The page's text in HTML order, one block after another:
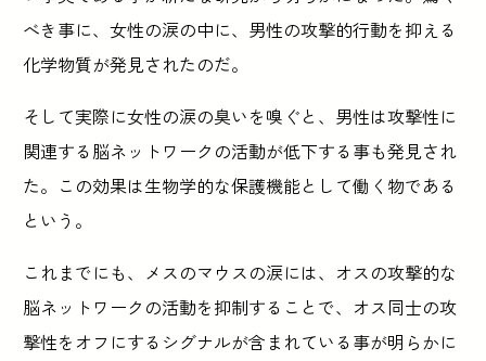
べき事に、女性の涙の中に、男性の攻撃的行動を抑える
化学物質が発見されたのだ。
そして実際に女性の涙の臭いを嗅ぐと、男性は攻撃性に
関連する脳ネットワークの活動が低下する事も発見され
た。この効果は生物学的な保護機能として働く物である
という。
これまでにも、メスのマウスの涙には、オスの攻撃的な
脳ネットワークの活動を抑制することで、オス同士の攻
撃性をオフにするシグナルが含まれている事が明らかに